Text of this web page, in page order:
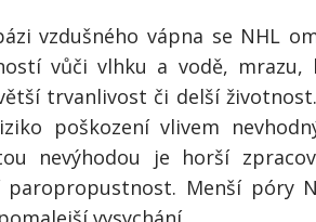
vzdušného vápna se NHL
vůči vlhku a vodě,
trvanlivost či delší
poškození vlivem
nevýhodou je horší
Menší póry